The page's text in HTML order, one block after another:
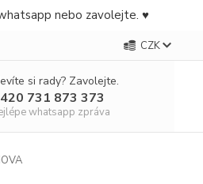
nebo zavolejte. ♥
CZK
si rady? Zavolejte.
731 873 373
whatsapp zpráva